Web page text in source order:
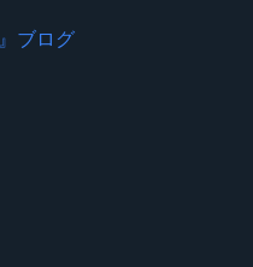
ブログ